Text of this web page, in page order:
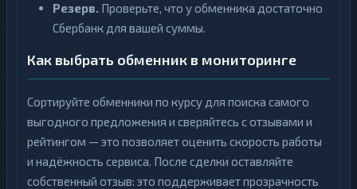
Резерв. Проверьте, что у обменника достаточно
Сбербанк для вашей суммы.
Как выбрать обменник в мониторинге
Сортируйте обменники по курсу для поиска самого
выгодного предложения и сверяйтесь с отзывами и
рейтингом — это позволяет оценить скорость работы
и надёжность сервиса. После сделки оставляйте
собственный отзыв: это поддерживает прозрачность